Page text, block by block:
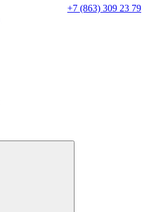
+7 (863) 309 23 79